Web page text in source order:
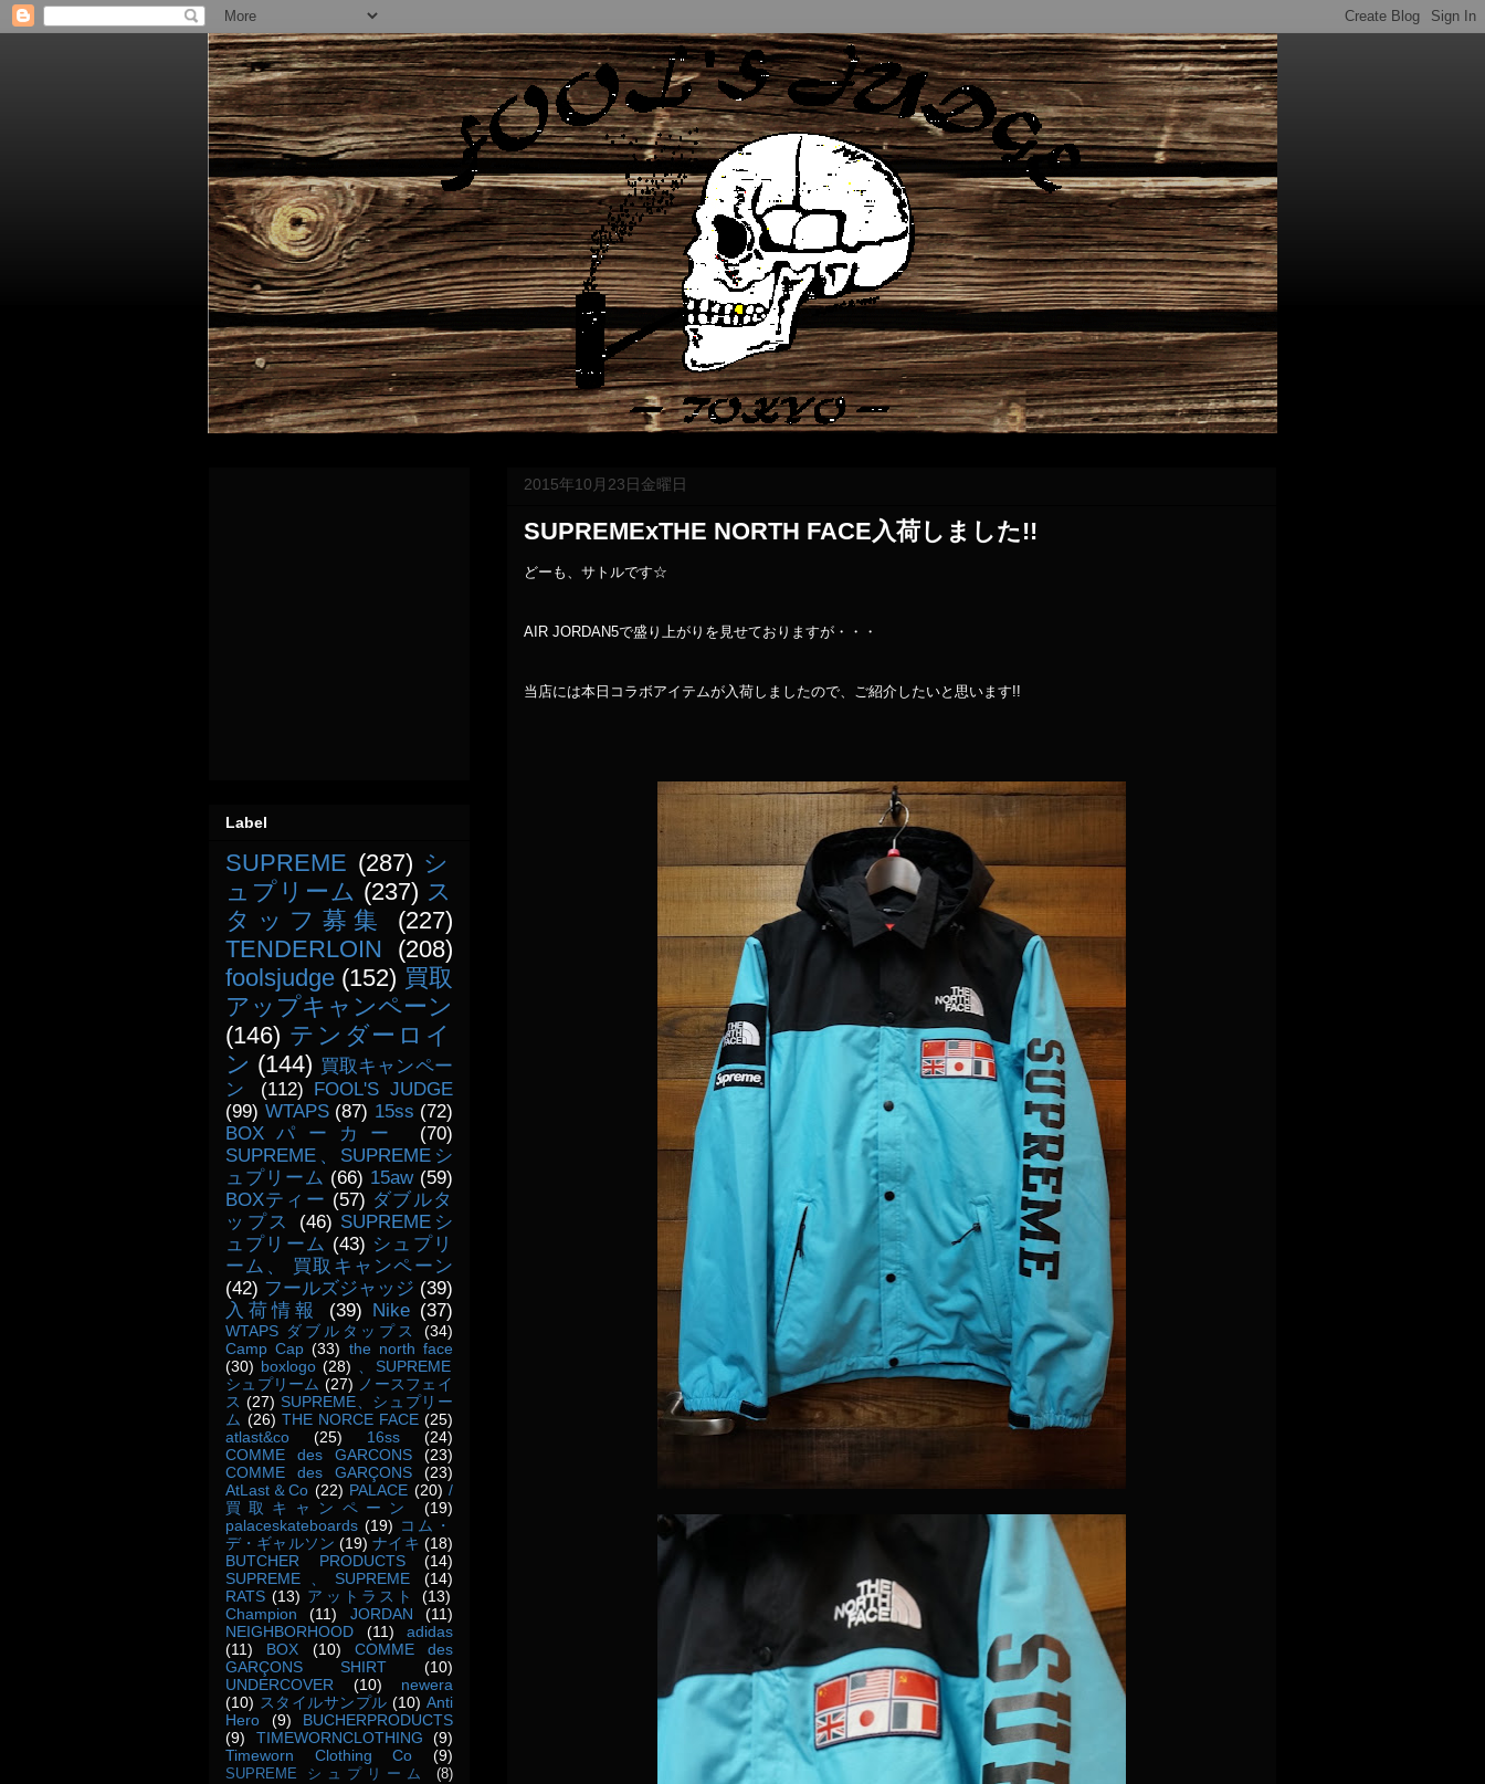
2015年10月23日金曜日
SUPREMExTHE NORTH FACE入荷しました!!
どーも、サトルです☆
AIR JORDAN5で盛り上がりを見せておりますが・・・
当店には本日コラボアイテムが入荷しましたので、ご紹介したいと思います!!
Label
SUPREME (287) シ
ュプリーム (237) ス
タッフ募集
(227)
TENDERLOIN
(208)
foolsjudge (152) 買取
アップキャンペーン
(146) テンダーロイ
ン (144) 買取キャンペー
ン
(112)
FOOL'S JUDGE
(99) WTAPS (87) 15ss (72)
BOXパーカー
(70)
SUPREME、SUPREMEシ
ュプリーム (66) 15aw (59)
BOXティー (57) ダブルタ
ップス
(46) SUPREMEシ
ュプリーム (43) シュプリ
ーム、 買取キャンペーン
(42) フールズジャッジ (39)
入荷情報
(39) Nike (37)
WTAPS ダブルタップス
(34)
Camp Cap (33) the north face
(30) boxlogo (28) 、SUPREME
シュプリーム (27) ノースフェイ
ス (27) SUPREME、シュプリー
ム (26) THE NORCE FACE (25)
atlast&co
(25) 16ss
(24)
COMME des GARCONS
(23)
COMME des GARÇONS
(23)
AtLast＆Co (22) PALACE (20) /
買取キャンペーン
(19)
palaceskateboards (19) コム・
デ・ギャルソン (19) ナイキ (18)
BUTCHER PRODUCTS
(14)
SUPREME、SUPREME
(14)
RATS (13) アットラスト
(13)
Champion
(11) JORDAN
(11)
NEIGHBORHOOD
(11)
adidas
(11)
BOX (10)
COMME des
GARÇONS SHIRT
(10)
UNDERCOVER
(10)
newera
(10) スタイルサンプル (10) Anti
Hero
(9)
BUCHERPRODUCTS
(9)
TIMEWORNCLOTHING
(9)
Timeworn Clothing Co
(9)
SUPREME シュプリーム
(8)